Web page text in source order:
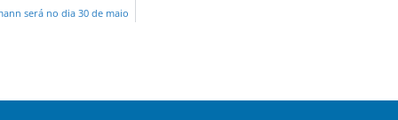
será no dia 30 de maio